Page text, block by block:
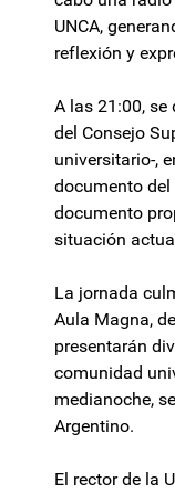
UNCA,
reflexión y
A las 21:00, se
del Consejo
universitario-,
documento del
documento
situación
La jornada
Aula Magna,
presentarán
comunidad
medianoche,
Argentino.
El rector de la